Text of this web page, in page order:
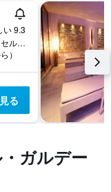
い 9.3
Via Meisules Str. 140, セルヴァ・ディ・ヴァル・ガルデーナ, アルト・アディジェ, イタリア
）
る
ガルデー